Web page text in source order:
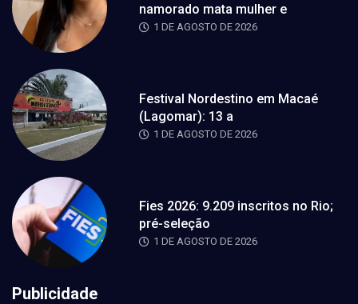
namorado mata mulher e
1 DE AGOSTO DE 2026
Festival Nordestino em Macaé
(Lagomar): 13 a
1 DE AGOSTO DE 2026
Fies 2026: 9.209 inscritos no Rio;
pré-seleção
1 DE AGOSTO DE 2026
Publicidade